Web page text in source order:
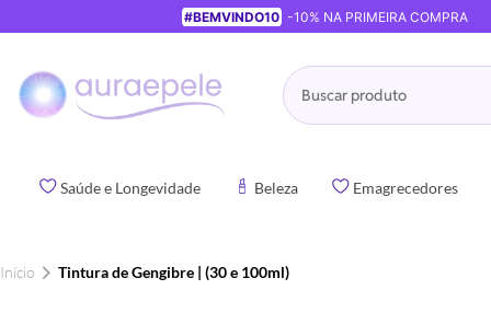
#BEMVINDO10 -10% NA PRIMEIRA COMPRA
Pesquisa
Saúde e Longevidade Beleza Emagrecedores
Início Tintura de Gengibre | (30 e 100ml)